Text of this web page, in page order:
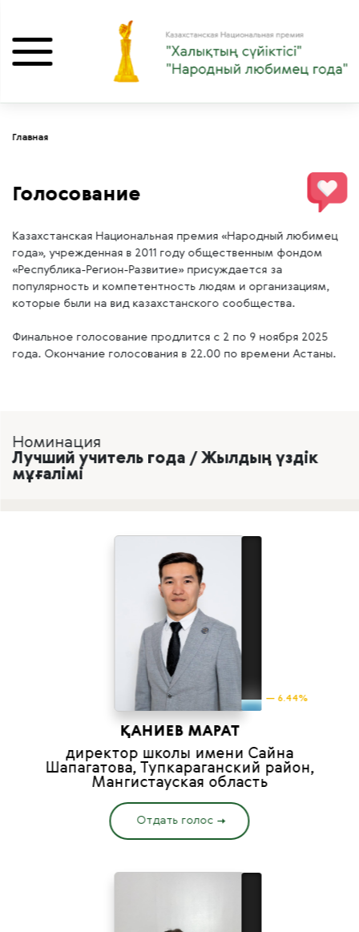
Главная
Голосование
Казахстанская Национальная премия «Народный любимец
года», учрежденная в 2011 году общественным фондом
«Республика-Регион-Развитие» присуждается за
популярность и компетентность людям и организациям,
которые были на вид казахстанского сообщества.
Финальное голосование продлится с 2 по 9 ноября 2025
года. Окончание голосования в 22.00 по времени Астаны.
Номинация
Лучший учитель года / Жылдың үздік
мұғалімі
— 6.44%
ҚАНИЕВ МАРАТ
директор школы имени Сайна
Шапагатова, Тупкараганский район,
Мангистауская область
Отдать голос